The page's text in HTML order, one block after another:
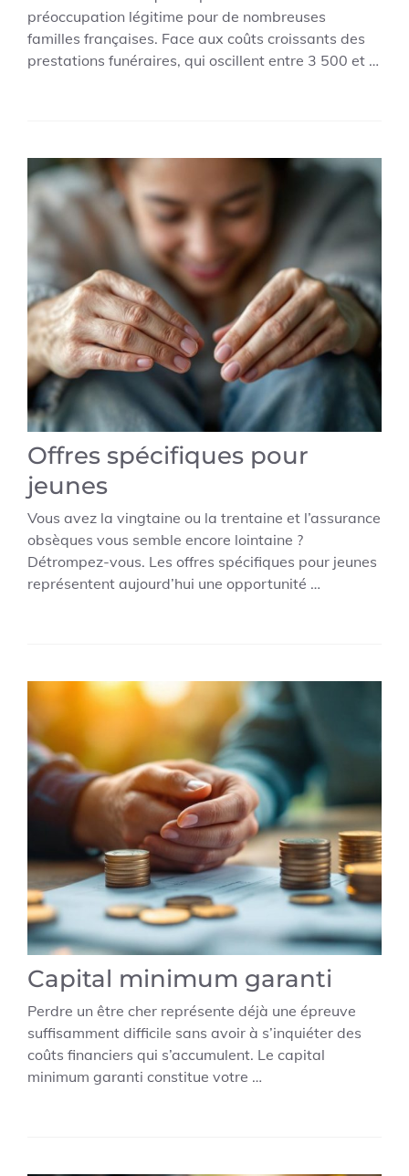
préoccupation légitime pour de nombreuses
familles françaises. Face aux coûts croissants des
prestations funéraires, qui oscillent entre 3 500 et …
Offres spécifiques pour
jeunes
Vous avez la vingtaine ou la trentaine et l’assurance
obsèques vous semble encore lointaine ?
Détrompez-vous. Les offres spécifiques pour jeunes
représentent aujourd’hui une opportunité …
Capital minimum garanti
Perdre un être cher représente déjà une épreuve
suffisamment difficile sans avoir à s’inquiéter des
coûts financiers qui s’accumulent. Le capital
minimum garanti constitue votre …